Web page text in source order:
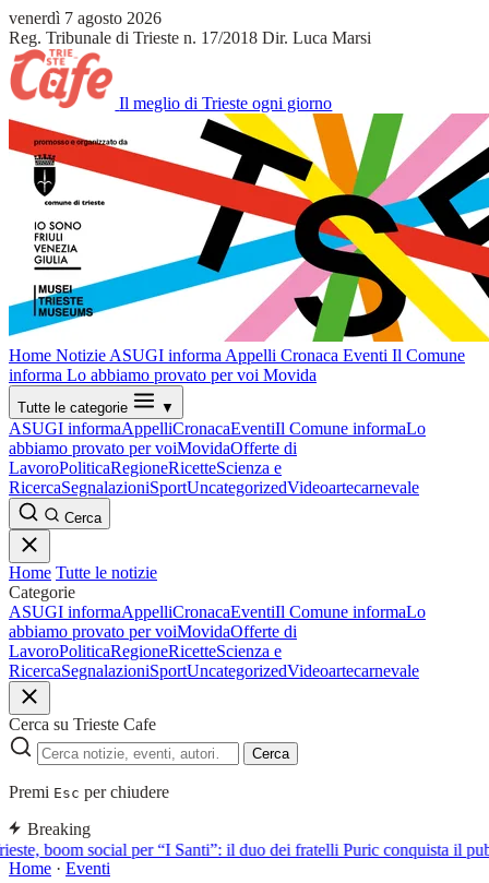
venerdì 7 agosto 2026
Reg. Tribunale di Trieste n. 17/2018 Dir. Luca Marsi
Il meglio di Trieste ogni giorno
Home Notizie ASUGI informa Appelli Cronaca Eventi Il Comune
informa Lo abbiamo provato per voi Movida
Tutte le categorie ▼
ASUGI informaAppelliCronacaEventiIl Comune informaLo
abbiamo provato per voiMovidaOfferte di
LavoroPoliticaRegioneRicetteScienza e
RicercaSegnalazioniSportUncategorizedVideoartecarnevale
Cerca
Home Tutte le notizie
Categorie
ASUGI informaAppelliCronacaEventiIl Comune informaLo
abbiamo provato per voiMovidaOfferte di
LavoroPoliticaRegioneRicetteScienza e
RicercaSegnalazioniSportUncategorizedVideoartecarnevale
Cerca su Trieste Cafe
Cerca
Premi Esc per chiudere
Breaking
boom social per “I Santi”: il duo dei fratelli Puric conquista il
Home · Eventi